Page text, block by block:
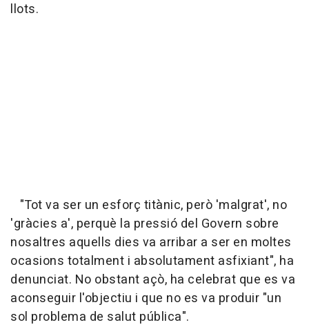
llots.
"Tot va ser un esforç titànic, però 'malgrat', no
'gràcies a', perquè la pressió del Govern sobre
nosaltres aquells dies va arribar a ser en moltes
ocasions totalment i absolutament asfixiant", ha
denunciat. No obstant açò, ha celebrat que es va
aconseguir l'objectiu i que no es va produir "un
sol problema de salut pública".